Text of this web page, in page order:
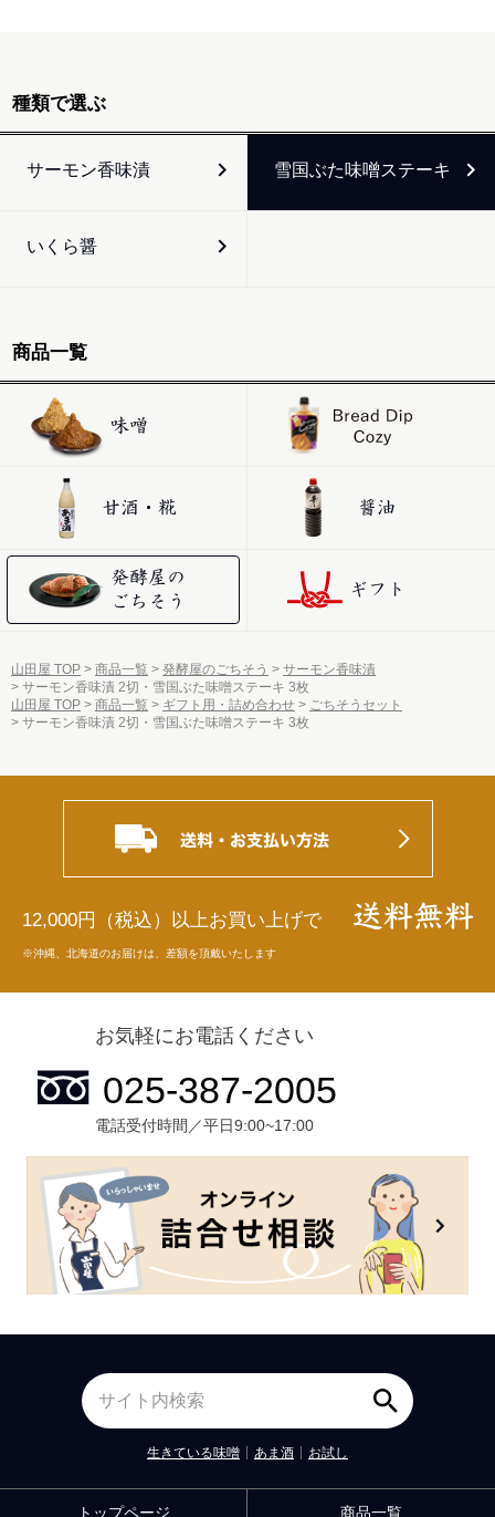
種類で選ぶ
サーモン香味漬 雪国ぶた味噌ステーキ
いくら醤
商品一覧
山田屋 TOP 商品一覧 発酵屋のごちそう
サーモン香味漬
サーモン香味漬 2切・雪国ぶた味噌ステーキ 3枚
山田屋 TOP
商品一覧 ギフト用・詰め合わせ
ごちそうセット
サーモン香味漬 2切・雪国ぶた味噌ステーキ 3枚
12,000円（税込）以上お買い上げで
※沖縄、北海道のお届けは、差額を頂戴いたします
お気軽にお電話ください
電話受付時間／平日9:00~17:00
生きている味噌 あま酒 お試し
トップページ 商品一覧